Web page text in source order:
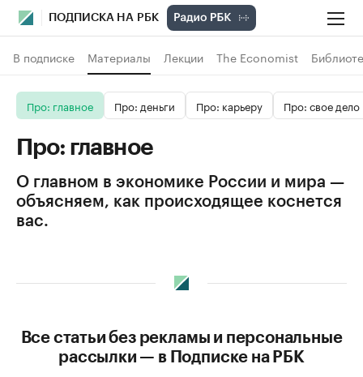
ПОДПИСКА НА РБК
В подписке Материалы Лекции The Economist
Про: главное Про: деньги Про: карьеру Про: свое дело
Про: главное
О главном в экономике России и мира —
объясняем, как происходящее коснется
вас.
Все статьи без рекламы и персональные
рассылки — в Подписке на РБК